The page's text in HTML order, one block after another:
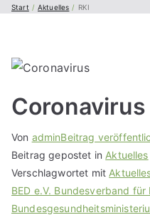
Start Aktuelles RKI
Coronavirus
Von adminBeitrag
Beitrag gepostet in Aktuelles
Verschlagwortet mit
BED e.V. Bundesverband